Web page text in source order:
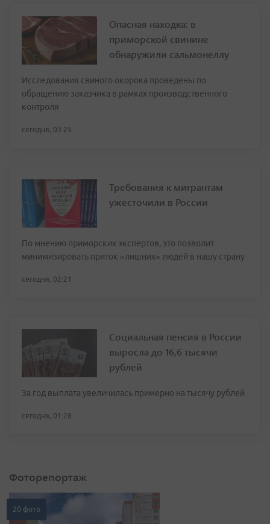
Опасная находка: в
приморской свинине
обнаружили сальмонеллу
Исследования свиного окорока проведены по
обращению заказчика в рамках производственного
контроля
сегодня, 03:25
Требования к мигрантам
ужесточили в России
По мнению приморских экспертов, это позволит
минимизировать приток «лишних» людей в нашу страну
сегодня, 02:21
Социальная пенсия в России
выросла до 16,6 тысячи
рублей
За год выплата увеличилась примерно на тысячу рублей
сегодня, 01:28
Фоторепортаж
20 фото